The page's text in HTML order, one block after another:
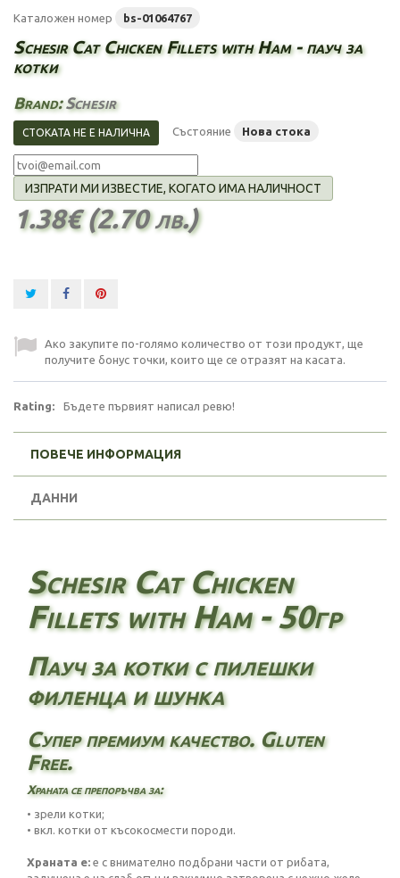
Каталожен номер bs-01064767
Schesir Cat Chicken Fillets with Ham - пауч за
котки
Brand:Schesir
СТОКАТА НЕ Е НАЛИЧНА Състояние Нова стока
ИЗПРАТИ МИ ИЗВЕСТИЕ, КОГАТО ИМА НАЛИЧНОСТ
1.38€ (2.70 лв.)
Ако закупите по-голямо количество от този продукт, ще
получите бонус точки, които ще се отразят на касата.
Rating: Бъдете първият написал ревю!
ПОВЕЧЕ ИНФОРМАЦИЯ
ДАННИ
Schesir Cat Chicken
Fillets with Ham - 50гр
Пауч за котки с пилешки
филенца и шунка
Супер премиум качество. Gluten
Free.
Храната се препоръчва за:
• зрели котки;
• вкл. котки от късокосмести породи.
Храната е: е с внимателно подбрани части от рибата,